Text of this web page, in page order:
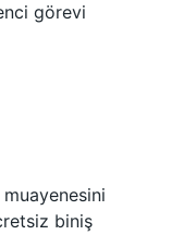
görevi
biniş